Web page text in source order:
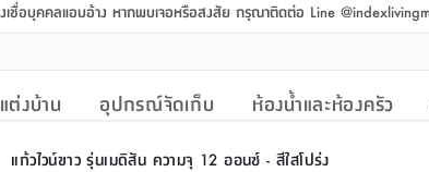
เชื่อบุคคลแอบอ้าง หากพบเจอหรือสงสัย กรุณาติดต่อ Line
ต่งบ้าน อุปกรณ์จัดเก็บ ห้องน้ำและห้องครัว
แก้วไวน์ขาว รุ่นเมดิสัน ความจุ 12 ออนซ์ - สีใสโปร่ง